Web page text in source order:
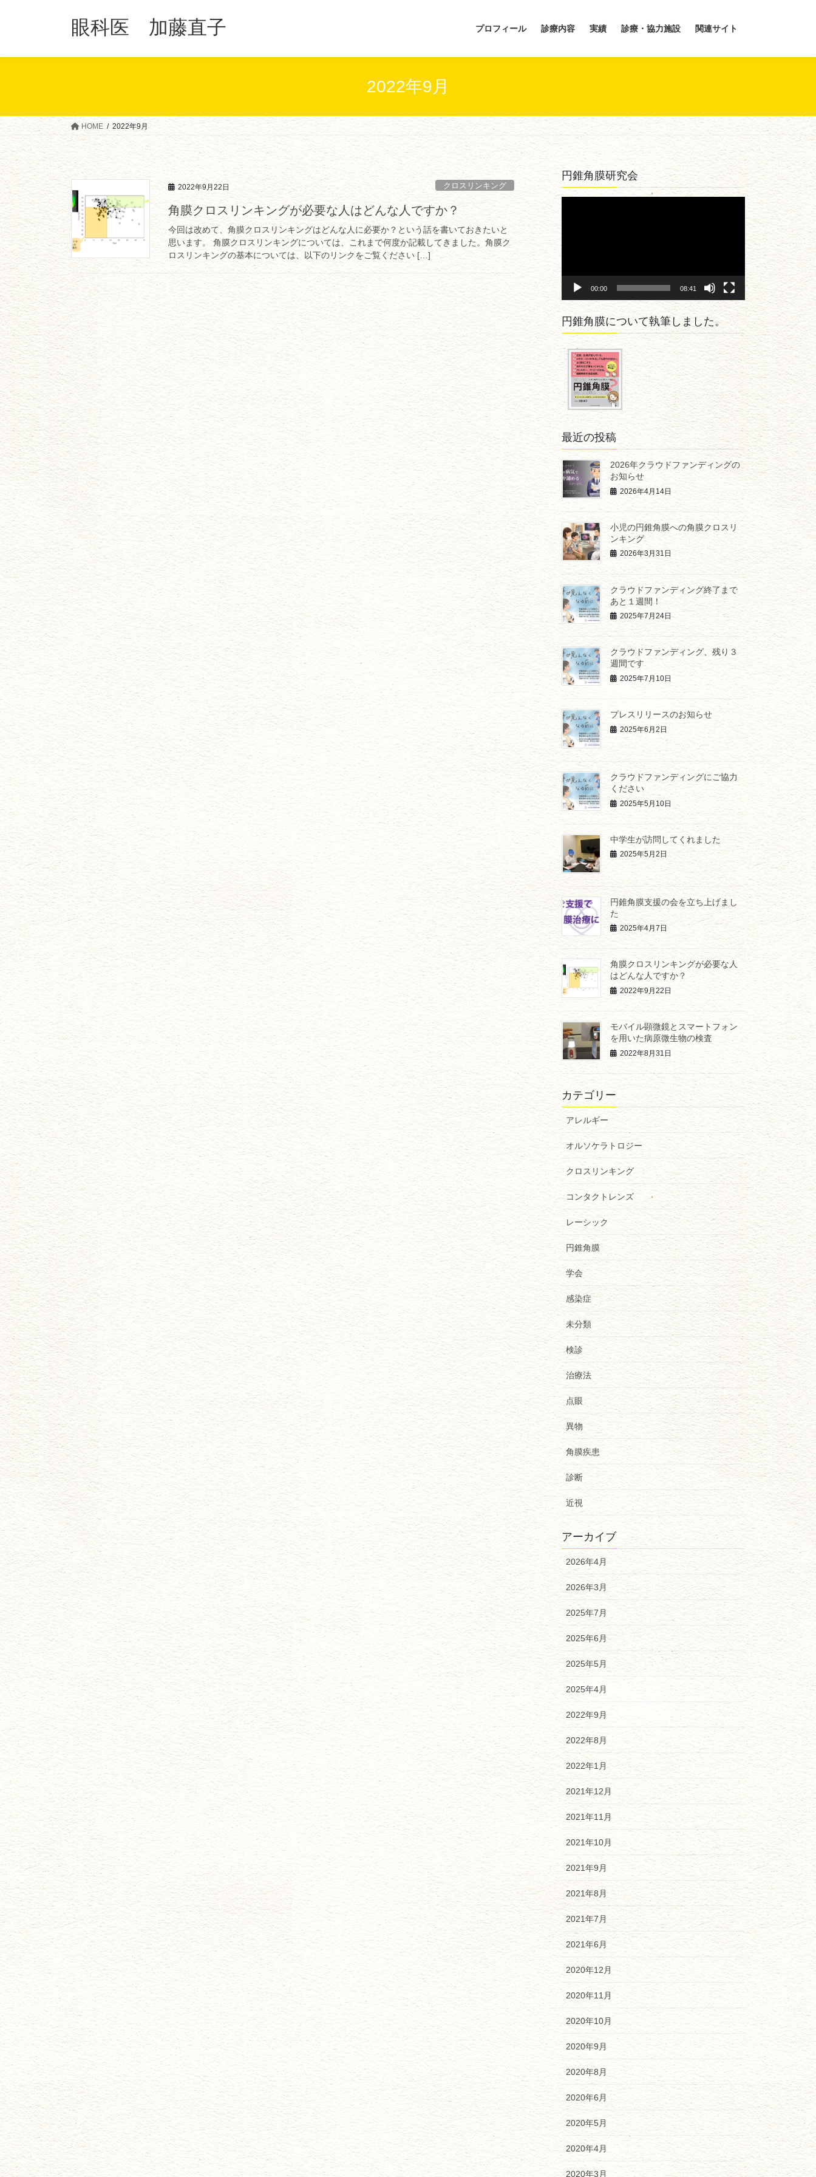
ッ
移
眼科医 加藤直子 プロフィール 診療内容 実績 診療・協力施設 関連サイト
2022年9月
HOME 2022年9月
2022年9月22日 クロスリンキング
角膜クロスリンキングが必要な人はどんな人ですか？
今回は改めて、角膜クロスリンキングはどんな人に必要か？という話を書いておきたいと
思います。 角膜クロスリンキングについては、これまで何度か記載してきました。角膜ク
ロスリンキングの基本については、以下のリンクをご覧ください […]
円錐角膜研究会
レ
ヤ
00:00 08:41
円錐角膜について執筆しました。
最近の投稿
2026年クラウドファンディングの
お知らせ
2026年4月14日
小児の円錐角膜への角膜クロスリ
ンキング
2026年3月31日
クラウドファンディング終了まで
あと１週間！
2025年7月24日
クラウドファンディング、残り３
週間です
2025年7月10日
プレスリリースのお知らせ
2025年6月2日
クラウドファンディングにご協力
ください
2025年5月10日
中学生が訪問してくれました
2025年5月2日
円錐角膜支援の会を立ち上げまし
た
2025年4月7日
角膜クロスリンキングが必要な人
はどんな人ですか？
2022年9月22日
モバイル顕微鏡とスマートフォン
を用いた病原微生物の検査
2022年8月31日
カテゴリー
アレルギー
オルソケラトロジー
クロスリンキング
コンタクトレンズ
レーシック
円錐角膜
学会
感染症
未分類
検診
治療法
点眼
異物
角膜疾患
診断
近視
アーカイブ
2026年4月
2026年3月
2025年7月
2025年6月
2025年5月
2025年4月
2022年9月
2022年8月
2022年1月
2021年12月
2021年11月
2021年10月
2021年9月
2021年8月
2021年7月
2021年6月
2020年12月
2020年11月
2020年10月
2020年9月
2020年8月
2020年6月
2020年5月
2020年4月
2020年3月